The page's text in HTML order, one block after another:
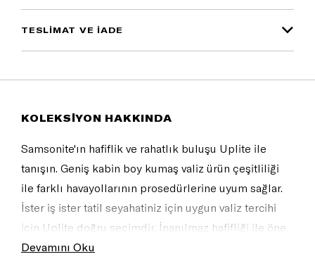
TESLİMAT VE İADE
KOLEKSİYON HAKKINDA
Samsonite'ın hafiflik ve rahatlık buluşu Uplite ile
tanışın. Geniş kabin boy kumaş valiz ürün çeşitliliği
ile farklı havayollarının prosedürlerine uyum sağlar.
İster iş ister tatil seyahatiniz için uygun valiz tercihi
için Uplite doğru seçimdir. İnanılmaz hafifliği ile öne
çıkan bu koleksiyonun şık tasarım detayları,
Devamını Oku